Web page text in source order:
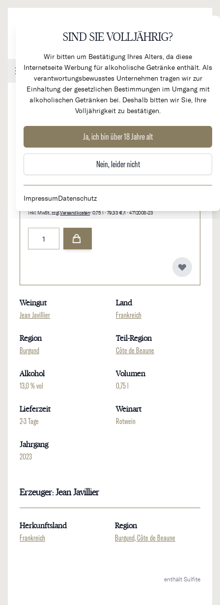
SIND SIE VOLLJÄHRIG?
Wir bitten um Bestätigung Ihres Alters, da diese
Internetseite Werbung für alkoholische Getränke enthält. Als
verantwortungsbewusstes Unternehmen tragen wir zur
Einhaltung der gesetzlichen Bestimmungen im Umgang mit
alkoholischen Getränken bei. Deshalb bitten wir Sie, Ihre
Volljährigkeit zu bestätigen.
Ja, ich bin über 18 Jahre alt
Nein, leider nicht
ImpressumDatenschutz
Handel & Gastronomie Kundenkonto Warenkorb
Pommard 1er Cru
59,50 €
inkl. MwSt., zzgl.Versandkosten• 0,75 l • 79,33 €/l • 4712008-23
Weingut
Jean Javillier
Land
Frankreich
Region
Burgund
Teil-Region
Côte de Beaune
Alkohol
13,0 % vol
Volumen
0,75 l
Lieferzeit
2-3 Tage
Weinart
Rotwein
Jahrgang
2023
Erzeuger: Jean Javillier
Herkunftsland
Frankreich
Region
Burgund, Côte de Beaune
enthält Sulfite